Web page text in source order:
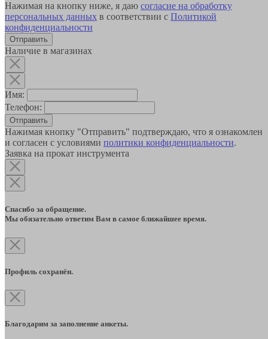
Нажимая на кнопку ниже, я даю согласие на обработку
персональных данных в соответствии с Политикой
конфиденциальности
Наличие в магазинах
Имя:
Телефон:
Отправить
Нажимая кнопку "Отправить" подтверждаю, что я ознакомлен
и согласен с условиями политики конфиденциальности.
Заявка на прокат инструмента
Спасибо за обращение.
Мы обязательно ответим Вам в самое ближайшее время.
Профиль сохранён.
Благодарим за заполнение анкеты.